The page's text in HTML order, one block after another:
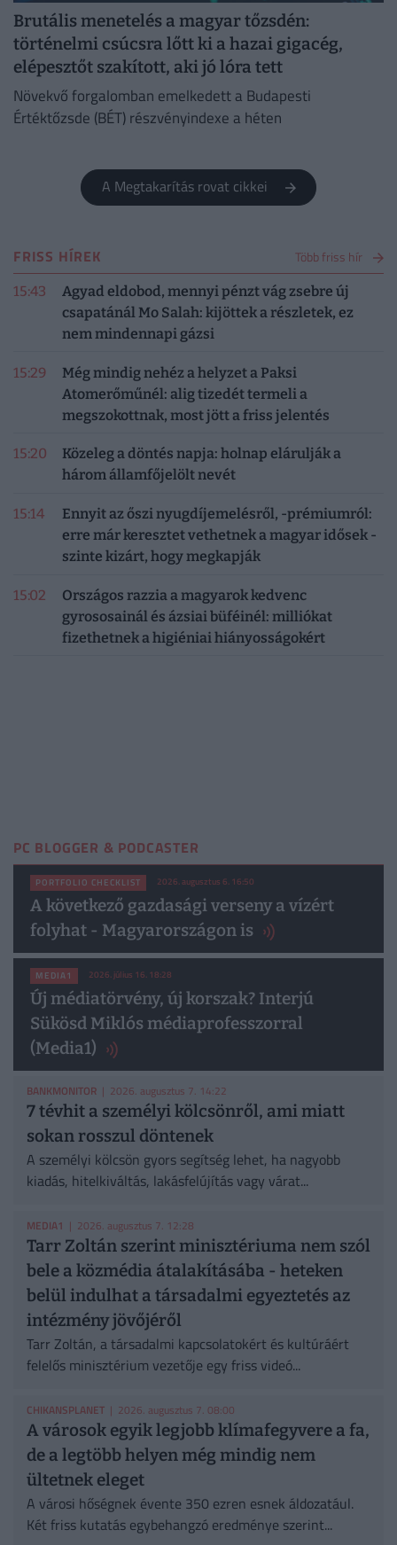
Brutális menetelés a magyar tőzsdén:
történelmi csúcsra lőtt ki a hazai gigacég,
elépesztőt szakított, aki jó lóra tett
Növekvő forgalomban emelkedett a Budapesti
Értéktőzsde (BÉT) részvényindexe a héten
A Megtakarítás rovat cikkei
FRISS HÍREK Több friss hír
15:43
Agyad eldobod, mennyi pénzt vág zsebre új
csapatánál Mo Salah: kijöttek a részletek, ez
nem mindennapi gázsi
15:29
Még mindig nehéz a helyzet a Paksi
Atomerőműnél: alig tizedét termeli a
megszokottnak, most jött a friss jelentés
15:20
Közeleg a döntés napja: holnap elárulják a
három államfőjelölt nevét
15:14
Ennyit az őszi nyugdíjemelésről, -prémiumról:
erre már keresztet vethetnek a magyar idősek -
szinte kizárt, hogy megkapják
15:02
Országos razzia a magyarok kedvenc
gyrososainál és ázsiai büféinél: milliókat
fizethetnek a higiéniai hiányosságokért
PC BLOGGER & PODCASTER
PORTFOLIO CHECKLIST 2026. augusztus 6. 16:50
A következő gazdasági verseny a vízért
folyhat - Magyarországon is
MEDIA1 2026. július 16. 18:28
Új médiatörvény, új korszak? Interjú
Sükösd Miklós médiaprofesszorral
(Media1)
BANKMONITOR | 2026. augusztus 7. 14:22
7 tévhit a személyi kölcsönről, ami miatt
sokan rosszul döntenek
A személyi kölcsön gyors segítség lehet, ha nagyobb
kiadás, hitelkiváltás, lakásfelújítás vagy várat...
MEDIA1 | 2026. augusztus 7. 12:28
Tarr Zoltán szerint minisztériuma nem szól
bele a közmédia átalakításába - heteken
belül indulhat a társadalmi egyeztetés az
intézmény jövőjéről
Tarr Zoltán, a társadalmi kapcsolatokért és kultúráért
felelős minisztérium vezetője egy friss videó...
CHIKANSPLANET | 2026. augusztus 7. 08:00
A városok egyik legjobb klímafegyvere a fa,
de a legtöbb helyen még mindig nem
ültetnek eleget
A városi hőségnek évente 350 ezren esnek áldozatául.
Két friss kutatás egybehangzó eredménye szerint...